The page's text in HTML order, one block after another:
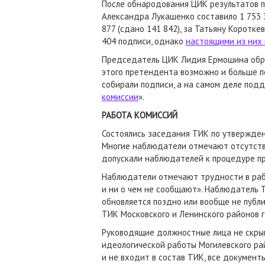
После обнародования ЦИК результатов
Александра Лукашенко составило 1 753
877 (сдано 141 842), за Татьяну
404 подписи, однако настоящими из них
Председатель ЦИК Лидия Ермошина
этого претендента возможно и больше
собирали подписи, а на самом деле
комиссии».
РАБОТА КОМИССИЙ
Состоялись заседания ТИК по
Многие наблюдатели отмечают
допускали наблюдателей к процедуре
Наблюдатели отмечают трудности в
и ни о чем не сообщают». Наблюдатель
обновляется поздно или вообще не
ТИК Московского и Ленинского районов
Руководящие должностные лица не
идеологической работы Могилевского
и не входит в состав ТИК, все